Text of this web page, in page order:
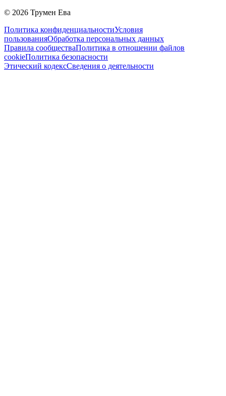
© 2026 Трумен Ева
Политика конфиденциальностиУсловия
пользованияОбработка персональных данных
Правила сообществаПолитика в отношении файлов
cookieПолитика безопасности
Этический кодексСведения о деятельности